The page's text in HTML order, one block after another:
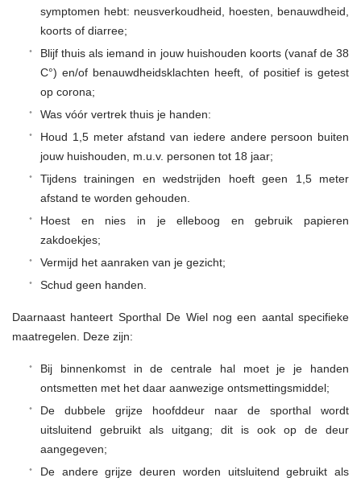
symptomen hebt: neusverkoudheid, hoesten, benauwdheid,
koorts of diarree;
Blijf thuis als iemand in jouw huishouden koorts (vanaf de 38
C°) en/of benauwdheidsklachten heeft, of positief is getest
op corona;
Was vóór vertrek thuis je handen:
Houd 1,5 meter afstand van iedere andere persoon buiten
jouw huishouden, m.u.v. personen tot 18 jaar;
Tijdens trainingen en wedstrijden hoeft geen 1,5 meter
afstand te worden gehouden.
Hoest en nies in je elleboog en gebruik papieren
zakdoekjes;
Vermijd het aanraken van je gezicht;
Schud geen handen.
Daarnaast hanteert Sporthal De Wiel nog een aantal specifieke
maatregelen. Deze zijn:
Bij binnenkomst in de centrale hal moet je je handen
ontsmetten met het daar aanwezige ontsmettingsmiddel;
De dubbele grijze hoofddeur naar de sporthal wordt
uitsluitend gebruikt als uitgang; dit is ook op de deur
aangegeven;
De andere grijze deuren worden uitsluitend gebruikt als